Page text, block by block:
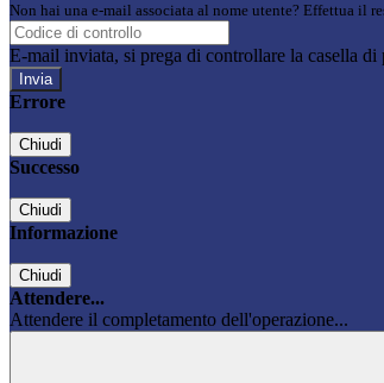
Non hai una e-mail associata al nome utente? Effettua il
E-mail inviata, si prega di controllare la casella di
Errore
Chiudi
Successo
Chiudi
Informazione
Chiudi
Attendere...
Attendere il completamento dell'operazione...